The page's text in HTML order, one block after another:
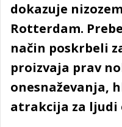
dokazuje
Rotterdam.
način poskrbeli
proizvaja prav
onesnaževanja,
atrakcija za ljudi